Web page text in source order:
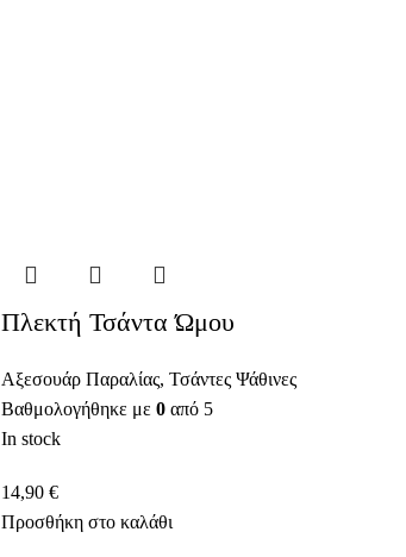
Πλεκτή Τσάντα Ώμου
Αξεσουάρ Παραλίας, Τσάντες Ψάθινες
Βαθμολογήθηκε με 0 από 5
In stock
14,90 €
Προσθήκη στο καλάθι